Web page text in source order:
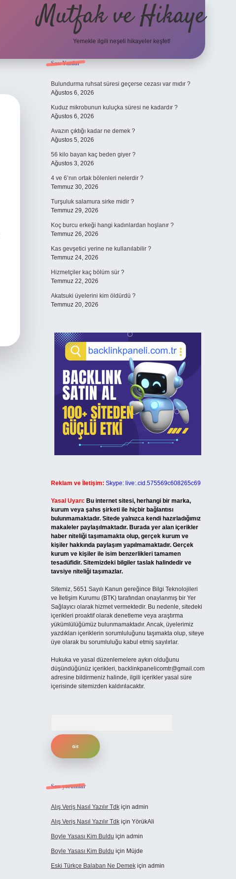
Mutfak ve Hikaye
Yemekle ilgili neşeli hikayeler keşfet!
Sidebar
Son Yazılar
Bulundurma ruhsat süresi geçerse cezası var mıdır ?
Ağustos 6, 2026
Kuduz mikrobunun kuluçka süresi ne kadardır ?
Ağustos 6, 2026
Avazın çıktığı kadar ne demek ?
Ağustos 5, 2026
56 kilo bayan kaç beden giyer ?
Ağustos 3, 2026
4 ve 6’nın ortak bölenleri nelerdir ?
Temmuz 30, 2026
Turşuluk salamura sirke midir ?
Temmuz 29, 2026
Koç burcu erkeği hangi kadınlardan hoşlanır ?
Temmuz 26, 2026
Kas gevşetici yerine ne kullanılabilir ?
Temmuz 24, 2026
Hizmetçiler kaç bölüm sür ?
Temmuz 22, 2026
Akatsuki üyelerini kim öldürdü ?
Temmuz 20, 2026
Reklam ve İletişim: Skype: live:.cid.575569c608265c69
Yasal Uyarı: Bu internet sitesi, herhangi bir marka,
kurum veya şahıs şirketi ile hiçbir bağlantısı
bulunmamaktadır. Sitede yalnızca kendi hazırladığımız
makaleler paylaşılmaktadır. Burada yer alan içerikler
haber niteliği taşımamakta olup, gerçek kurum ve
kişiler hakkında paylaşım yapılmamaktadır. Gerçek
kurum ve kişiler ile isim benzerlikleri tamamen
tesadüfidir. Sitemizdeki bilgiler taslak halindedir ve
tavsiye niteliği taşımazlar.
Sitemiz, 5651 Sayılı Kanun gereğince Bilgi Teknolojileri
ve İletişim Kurumu (BTK) tarafından onaylanmış bir Yer
Sağlayıcı olarak hizmet vermektedir. Bu nedenle, sitedeki
içerikleri proaktif olarak denetleme veya araştırma
yükümlülüğümüz bulunmamaktadır. Ancak, üyelerimiz
yazdıkları içeriklerin sorumluluğunu taşımakta olup, siteye
üye olarak bu sorumluluğu kabul etmiş sayılırlar.
Hukuka ve yasal düzenlemelere aykırı olduğunu
düşündüğünüz içerikleri, backlinkpanelicomtr@gmail.com
adresine bildirmeniz halinde, ilgili içerikler yasal süre
içerisinde sitemizden kaldırılacaktır.
Son yorumlar
Alış Veriş Nasıl Yazılır Tdkiçin admin
Alış Veriş Nasıl Yazılır Tdkiçin YörükAli
Boyle Yasası Kim Buldu için admin
Boyle Yasası Kim Buldu için Müjde
Eski Türkçe Balaban Ne Demekiçin admin